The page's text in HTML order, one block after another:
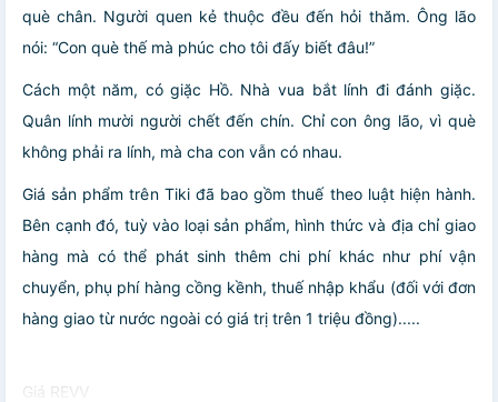
què chân. Người quen kẻ thuộc đều đến hỏi thăm. Ông lão
nói: “Con què thế mà phúc cho tôi đấy biết đâu!”
Cách một năm, có giặc Hồ. Nhà vua bắt lính đi đánh giặc.
Quân lính mười người chết đến chín. Chỉ con ông lão, vì què
không phải ra lính, mà cha con vẫn có nhau.
Giá sản phẩm trên Tiki đã bao gồm thuế theo luật hiện hành.
Bên cạnh đó, tuỳ vào loại sản phẩm, hình thức và địa chỉ giao
hàng mà có thể phát sinh thêm chi phí khác như phí vận
chuyển, phụ phí hàng cồng kềnh, thuế nhập khẩu (đối với đơn
hàng giao từ nước ngoài có giá trị trên 1 triệu đồng).....
Giá REVV